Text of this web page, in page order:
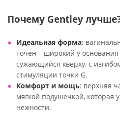
Почему Gentley
Идеальная форма:
точен – широкий у
сужающийся кверху, с
стимуляции точки G.
Комфорт и мощь: верхняя
мягкой подушечкой, которая
нежности.